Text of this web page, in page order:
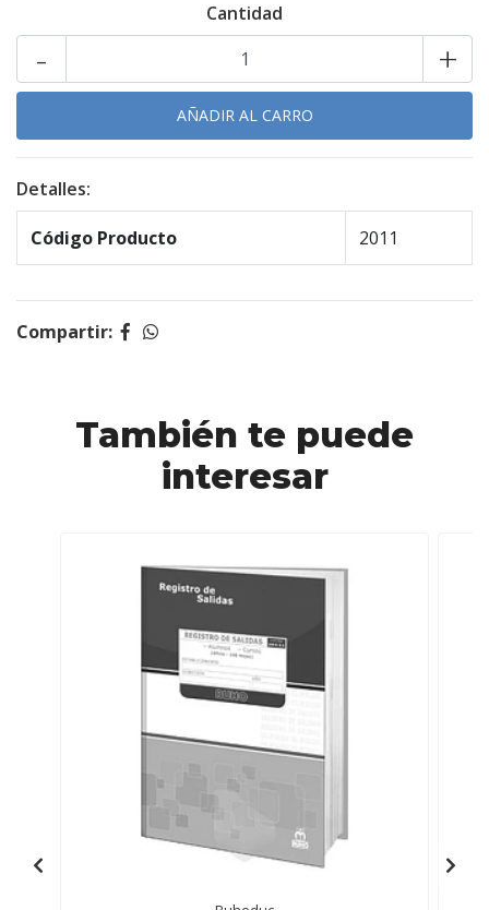
Cantidad
+
-
Detalles:
Código Producto 2011
Compartir:
También te puede
interesar